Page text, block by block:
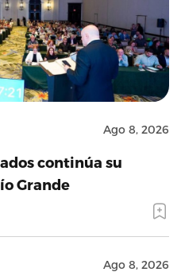
Ago 8, 2026
continúa su
Grande
Ago 8, 2026